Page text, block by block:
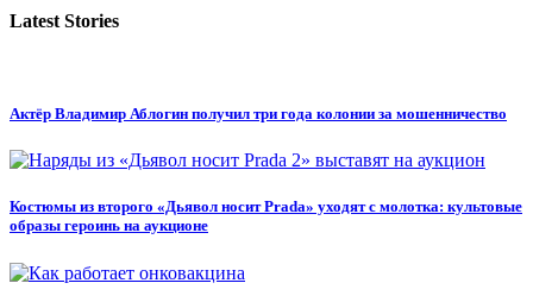
Latest Stories
Актёр Владимир Аблогин получил три года колонии за мошенничество
Костюмы из второго «Дьявол носит Prada» уходят с молотка: культовые
образы героинь на аукционе